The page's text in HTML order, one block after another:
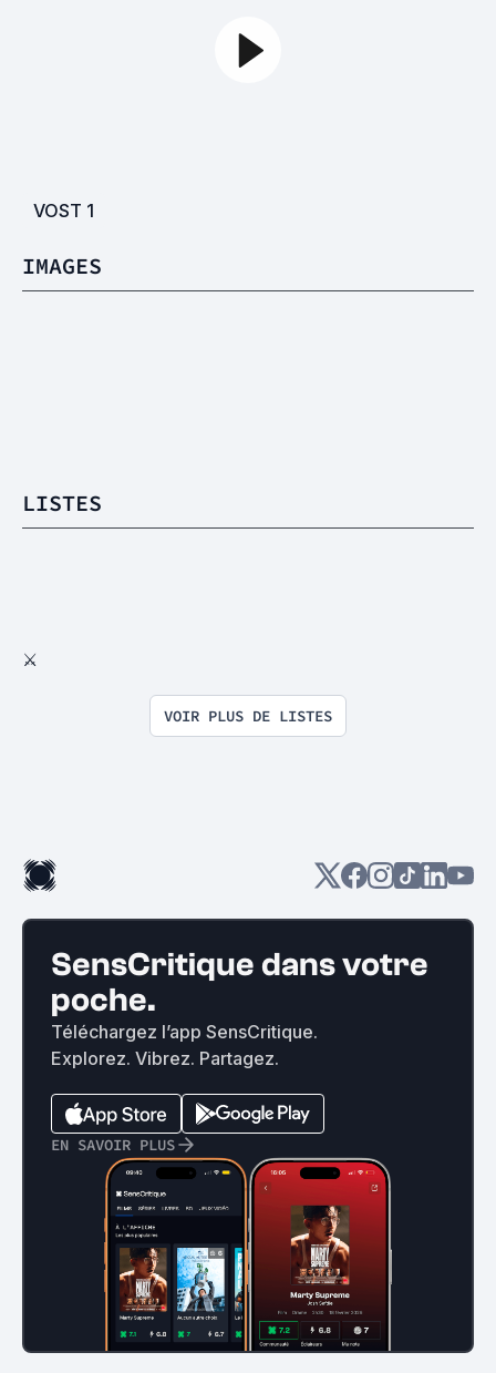
VOST 1
IMAGES
LISTES
⚔
VOIR PLUS DE LISTES
SensCritique dans votre
poche.
Téléchargez l’app SensCritique.
Explorez. Vibrez. Partagez.
EN SAVOIR PLUS